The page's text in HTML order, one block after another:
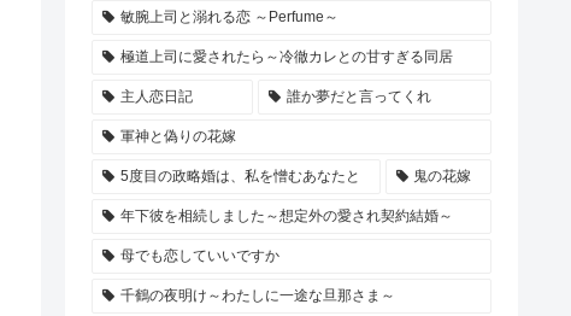
敏腕上司と溺れる恋 ～Perfume～
極道上司に愛されたら～冷徹カレとの甘すぎる同居
主人恋日記 誰か夢だと言ってくれ
軍神と偽りの花嫁
5度目の政略婚は、私を憎むあなたと 鬼の花嫁
年下彼を相続しました～想定外の愛され契約結婚～
母でも恋していいですか
千鶴の夜明け～わたしに一途な旦那さま～